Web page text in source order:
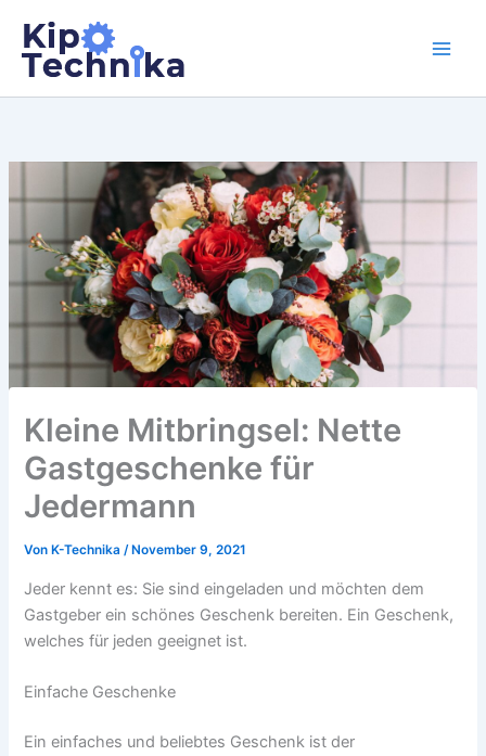
Inhalt
springen
Kleine Mitbringsel: Nette
Gastgeschenke für
Jedermann
Von K-Technika/ November 9, 2021
Jeder kennt es: Sie sind eingeladen und möchten dem
Gastgeber ein schönes Geschenk bereiten. Ein Geschenk,
welches für jeden geeignet ist.
Einfache Geschenke
Ein einfaches und beliebtes Geschenk ist der